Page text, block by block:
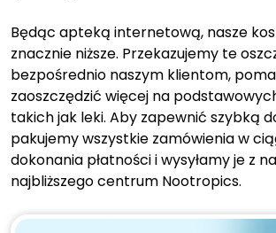
Będąc apteką internetową, nasze
znacznie niższe. Przekazujemy te
bezpośrednio naszym klientom,
zaoszczędzić więcej na
takich jak leki. Aby zapewnić szybką
pakujemy wszystkie zamówienia w
dokonania płatności i wysyłamy je z
najbliższego centrum Nootropics.